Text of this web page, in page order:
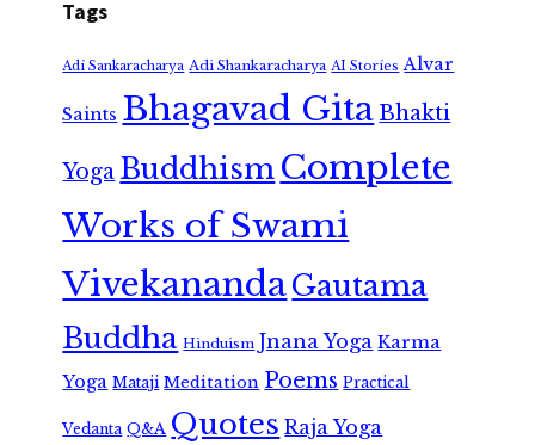
Tags
Adi Sankaracharya Adi Shankaracharya AI Stories Alvar
Saints Bhagavad GitaBhakti
Yoga Buddhism Complete
Works of Swami
VivekanandaGautama
Buddha Hinduism Jnana Yoga Karma
Yoga Mataji Meditation Poems Practical
Vedanta Q&A Quotes Raja Yoga